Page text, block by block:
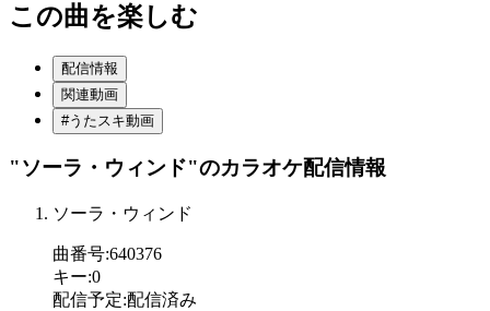
この曲を楽しむ
配信情報
関連動画
#うたスキ動画
"ソーラ・ウィンド"のカラオケ配信情報
ソーラ・ウィンド
曲番号:640376
キー:0
配信予定:配信済み